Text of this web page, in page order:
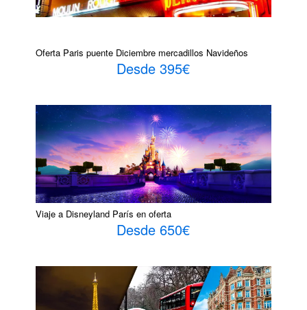
Oferta Paris puente Diciembre mercadillos Navideños
Desde 395€
Viaje a Disneyland París en oferta
Desde 650€